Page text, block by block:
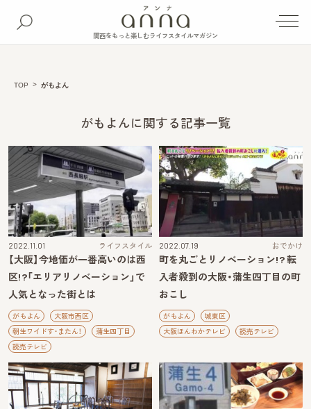
関西をもっと楽しむライフスタイルマガジン
TOP がもよん
がもよんに関する記事一覧
2022.11.01 ライフスタイル
【大阪】今地価が一番高いのは西
区!?「エリアリノベーション」で
人気となった街とは
がもよん
大阪市西区
朝生ワイドす・またん！
蒲生四丁目
読売テレビ
2022.07.19 おでかけ
町を丸ごとリノベーション!? 転
入者殺到の大阪・蒲生四丁目の町
おこし
がもよん
城東区
大阪ほんわかテレビ
読売テレビ